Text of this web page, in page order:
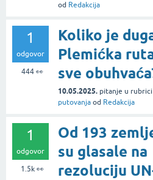
od Redakcija
1
odgovor
444👀
Koliko je
Plemićka
sve
10.05.2025. pitanje u rubrici
putovanja od Redakcija
1
odgovor
1.5k👀
Od 193
su glasale na
rezoluciju